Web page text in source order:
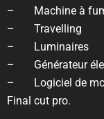
– Machine à
– Travelling
– Luminaires
– Générateur
– Logiciel de
Final cut pro.